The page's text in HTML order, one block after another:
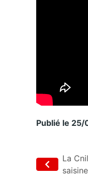
Publié le
La